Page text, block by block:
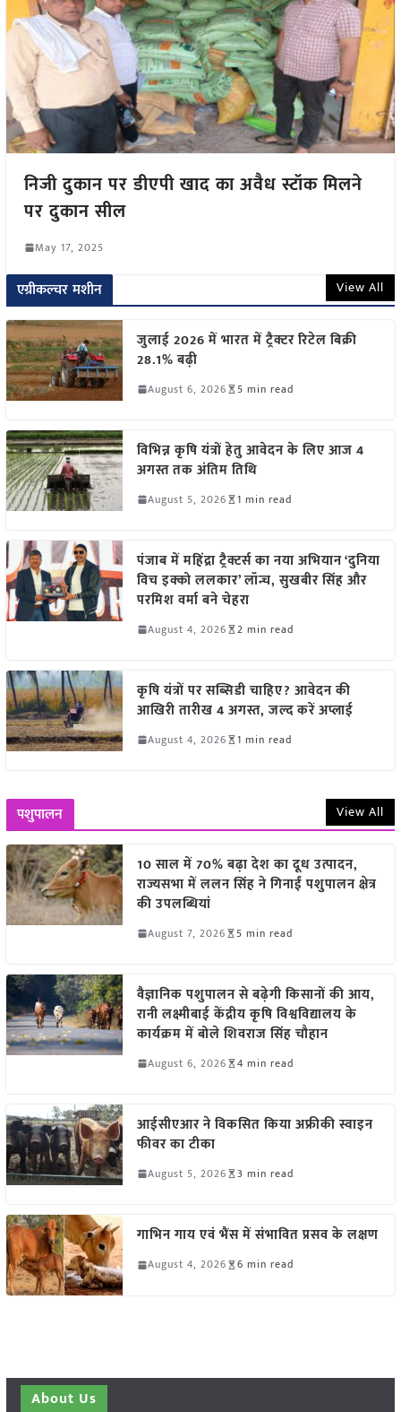
निजी दुकान पर डीएपी खाद का अवैध स्टॉक मिलने
पर दुकान सील
May 17, 2025
एग्रीकल्चर मशीन View All
जुलाई 2026 में भारत में ट्रैक्टर रिटेल बिक्री
28.1% बढ़ी
August 6, 2026 5 min read
विभिन्न कृषि यंत्रों हेतु आवेदन के लिए आज 4
अगस्त तक अंतिम तिथि
August 5, 2026 1 min read
पंजाब में महिंद्रा ट्रैक्टर्स का नया अभियान ‘दुनिया
विच इक्को ललकार’ लॉन्च, सुखबीर सिंह और
परमिश वर्मा बने चेहरा
August 4, 2026 2 min read
कृषि यंत्रों पर सब्सिडी चाहिए? आवेदन की
आखिरी तारीख 4 अगस्त, जल्द करें अप्लाई
August 4, 2026 1 min read
पशुपालन View All
10 साल में 70% बढ़ा देश का दूध उत्पादन,
राज्यसभा में ललन सिंह ने गिनाईं पशुपालन क्षेत्र
की उपलब्धियां
August 7, 2026 5 min read
वैज्ञानिक पशुपालन से बढ़ेगी किसानों की आय,
रानी लक्ष्मीबाई केंद्रीय कृषि विश्वविद्यालय के
कार्यक्रम में बोले शिवराज सिंह चौहान
August 6, 2026 4 min read
आईसीएआर ने विकसित किया अफ्रीकी स्वाइन
फीवर का टीका
August 5, 2026 3 min read
गाभिन गाय एवं भैंस में संभावित प्रसव के लक्षण
August 4, 2026 6 min read
About Us